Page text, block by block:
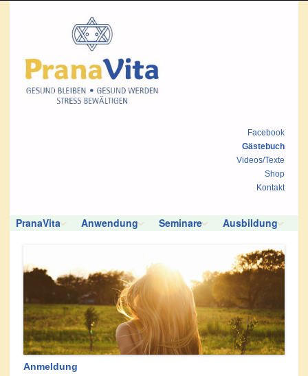
Facebook
Gästebuch
Videos/Texte
Shop
Kontakt
PranaVita Anwendung Seminare Ausbildung
Anmeldung